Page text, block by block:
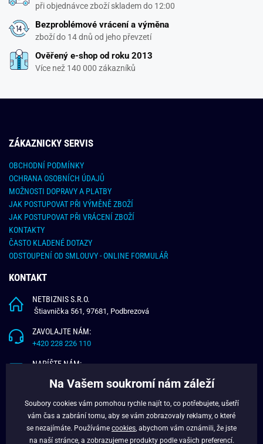
při objednávce zboží skladem do 12:00
Bezproblémové vrácení a výměna
zboží do 14 dnů od jeho převzetí
Ověřený e-shop od roku 2013
Více než 140 000 zákazníků
ZÁKAZNICKY SERVIS
OBCHODNÍ PODMÍNKY
OCHRANA OSOBNÍCH ÚDAJŮ
MOŽNOSTI DOPRAVY A PLATBY
JAK POSTUPOVAT PŘI VÝMĚNĚ ZBOŽÍ
JAK POSTUPOVAT PŘI VRÁCENÍ ZBOŽÍ
KONTAKTY
ČASTO KLADENÉ DOTAZY
ODSTOUPENÍ OD SMLOUVY - ONLINE FORMULÁŘ
KONTAKT
NETBIZNIS S.R.O.
Štiavnička 561, 97681, Podbrezová
ZAVOLAJTE NÁM:
+420 228 226 110
NAPÍŠTE NÁM:
O NÁS
VĚRNOSTNÍ PROGRAM
Na Vašem soukromí nám záleží
Soubory cookies vám pomohou rychle najít to, co potřebujete, ušetří
vám čas a zabrání tomu, aby se vám zobrazovaly reklamy, o které
se nezajímáte. Používáme cookies , abychom vám oznámili, že jste
na naší stránce, a zobrazujeme produkty podle vašich preferencí.